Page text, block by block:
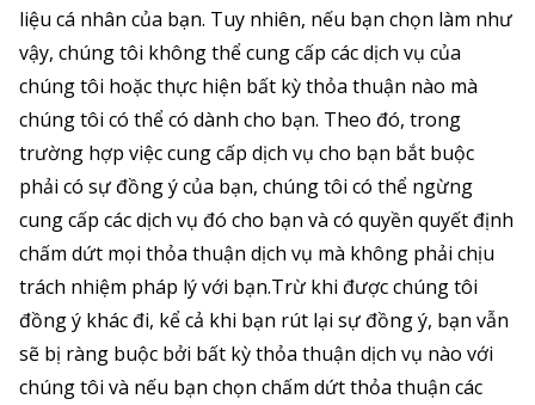
liệu cá nhân của bạn. Tuy nhiên, nếu bạn chọn làm như
vậy, chúng tôi không thể cung cấp các dịch vụ của
chúng tôi hoặc thực hiện bất kỳ thỏa thuận nào mà
chúng tôi có thể có dành cho bạn. Theo đó, trong
trường hợp việc cung cấp dịch vụ cho bạn bắt buộc
phải có sự đồng ý của bạn, chúng tôi có thể ngừng
cung cấp các dịch vụ đó cho bạn và có quyền quyết định
chấm dứt mọi thỏa thuận dịch vụ mà không phải chịu
trách nhiệm pháp lý với bạn.Trừ khi được chúng tôi
đồng ý khác đi, kể cả khi bạn rút lại sự đồng ý, bạn vẫn
sẽ bị ràng buộc bởi bất kỳ thỏa thuận dịch vụ nào với
chúng tôi và nếu bạn chọn chấm dứt thỏa thuận các